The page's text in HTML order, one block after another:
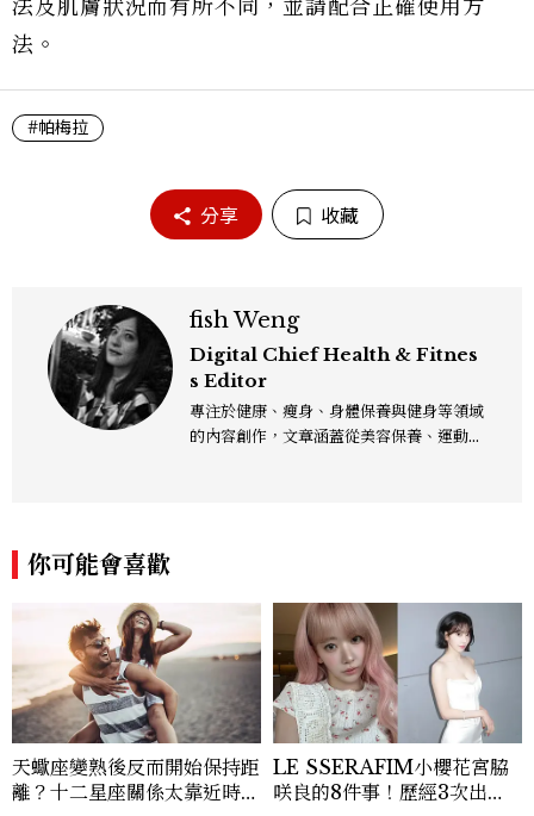
法及肌膚狀況而有所不同，並請配合正確使用方
法。
#帕梅拉
分享 收藏
fish Weng
Digital Chief Health & Fitnes
s Editor
專注於健康、瘦身、身體保養與健身等領域
的內容創作，文章涵蓋從美容保養、運動健
你可能會喜歡
天蠍座變熟後反而開始保持距
離？十二星座關係太靠近時最
LE SSERAFIM小櫻花宮脇
咲良的8件事！歷經3次出